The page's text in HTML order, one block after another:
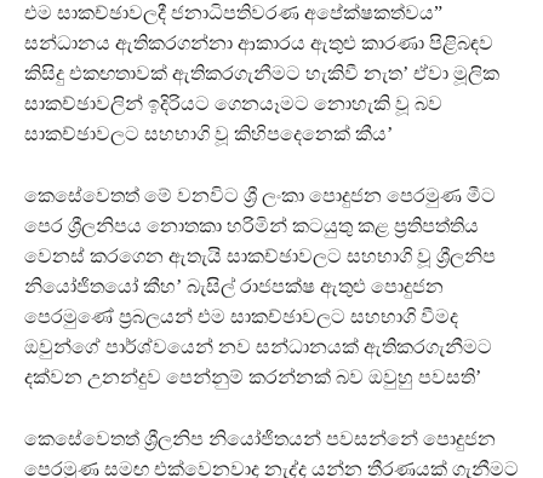
එම සාකච්ඡාවලදී ජනාධිපතිවරණ අපේක්ෂකත්වය”
සන්ධානය ඇතිකරගන්නා ආකාරය ඇතුළු කාරණා පිළිබඳව
කිසිදු එකඟතාවක් ඇතිකරගැනීමට හැකිවී නැත’ ඒවා මූලික
සාකච්ඡාවලින් ඉදිරියට ගෙනයෑමට නොහැකි වූ බව
සාකච්ඡාවලට සහභාගි වූ කිහිපදෙනෙක් කීය’
කෙසේවෙතත් මේ වනවිට ශ්‍රී ලංකා පොදුජන පෙරමුණ මීට
පෙර ශ්‍රීලනිපය නොතකා හරිමින් කටයුතු කළ ප්‍රතිපත්තිය
වෙනස් කරගෙන ඇතැයි සාකච්ඡාවලට සහභාගි වූ ශ්‍රීලනිප
නියෝජිතයෝ කීහ’ බැසිල් රාජපක්ෂ ඇතුළු පොදුජන
පෙරමුණේ ප්‍රබලයන් එම සාකච්ඡාවලට සහභාගි වීමද
ඔවුන්ගේ පාර්ශ්වයෙන් නව සන්ධානයක් ඇතිකරගැනීමට
දක්වන උනන්දුව පෙන්නුම් කරන්නක් බව ඔවුහු පවසති’
කෙසේවෙතත් ශ්‍රීලනිප නියෝජිතයන් පවසන්නේ පොදුජන
පෙරමුණ සමඟ එක්වෙනවාද නැද්ද යන්න තීරණයක් ගැනීමට